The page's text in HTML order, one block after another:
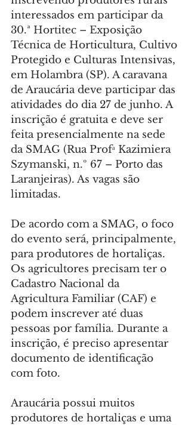
interessados em participar da
30.ª Hortitec – Exposição
Técnica de Horticultura, Cultivo
Protegido e Culturas Intensivas,
em Holambra (SP). A caravana
de Araucária deve participar das
atividades do dia 27 de junho. A
inscrição é gratuita e deve ser
feita presencialmente na sede
da SMAG (Rua Profᵃ Kazimiera
Szymanski, n.º 67 – Porto das
Laranjeiras). As vagas são
limitadas.
De acordo com a SMAG, o foco
do evento será, principalmente,
para produtores de hortaliças.
Os agricultores precisam ter o
Cadastro Nacional da
Agricultura Familiar (CAF) e
podem inscrever até duas
pessoas por família. Durante a
inscrição, é preciso apresentar
documento de identificação
com foto.
Araucária possui muitos
produtores de hortaliças e uma